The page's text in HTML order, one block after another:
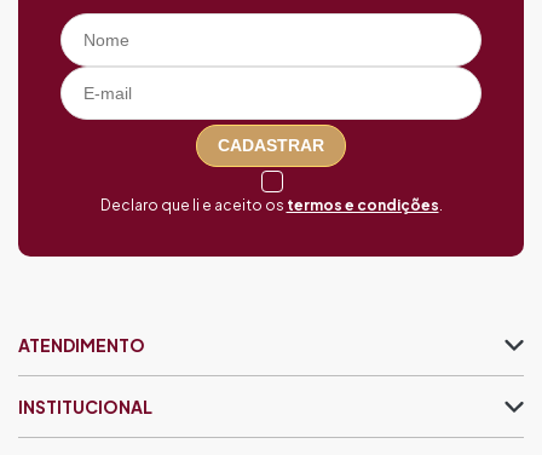
CADASTRAR
Declaro que li e aceito os termos e condições
ATENDIMENTO
INSTITUCIONAL